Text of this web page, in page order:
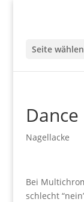
Seite wählen
Nagellacke
Bei
schlecht